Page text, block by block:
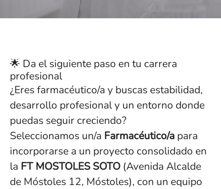
🌟 Da el siguiente paso en tu carrera
profesional
¿Eres farmacéutico/a y buscas estabilidad,
desarrollo profesional y un entorno donde
puedas seguir creciendo?
Seleccionamos un/a Farmacéutico/a para
incorporarse a un proyecto consolidado en
la FT MOSTOLES SOTO (Avenida Alcalde
de Móstoles 12, Móstoles), con un equipo